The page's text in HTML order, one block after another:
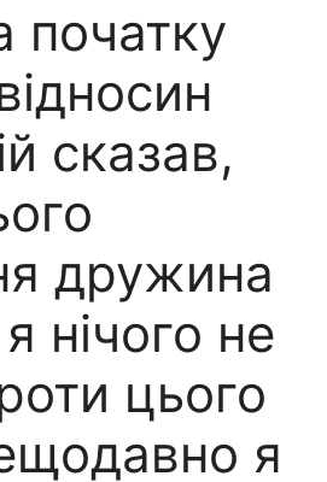
початку
сказав,
дружина
нічого не
цього
я